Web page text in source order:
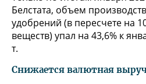
Белстата, объем
удобрений (в пересчете на
веществ) упал на 43,6% к
т.
Снижается валютная